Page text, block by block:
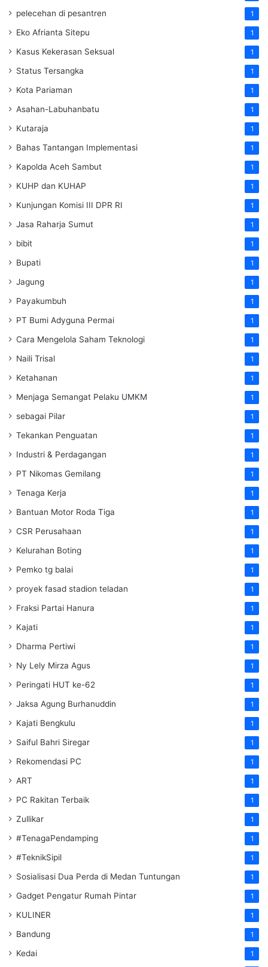
pelecehan di pesantren 1
Eko Afrianta Sitepu 1
Kasus Kekerasan Seksual 1
Status Tersangka 1
Kota Pariaman 1
Asahan-Labuhanbatu 1
Kutaraja 1
Bahas Tantangan Implementasi 1
Kapolda Aceh Sambut 1
KUHP dan KUHAP 1
Kunjungan Komisi III DPR RI 1
Jasa Raharja Sumut 1
bibit 1
Bupati 1
Jagung 1
Payakumbuh 1
PT Bumi Adyguna Permai 1
Cara Mengelola Saham Teknologi 1
Naili Trisal 1
Ketahanan 1
Menjaga Semangat Pelaku UMKM 1
sebagai Pilar 1
Tekankan Penguatan 1
Industri & Perdagangan 1
PT Nikomas Gemilang 1
Tenaga Kerja 1
Bantuan Motor Roda Tiga 1
CSR Perusahaan 1
Kelurahan Boting 1
Pemko tg balai 1
proyek fasad stadion teladan 1
Fraksi Partai Hanura 1
Kajati 1
Dharma Pertiwi 1
Ny Lely Mirza Agus 1
Peringati HUT ke-62 1
Jaksa Agung Burhanuddin 1
Kajati Bengkulu 1
Saiful Bahri Siregar 1
Rekomendasi PC 1
ART 1
PC Rakitan Terbaik 1
Zullikar 1
#TenagaPendamping 1
#TeknikSipil 1
Sosialisasi Dua Perda di Medan Tuntungan 1
Gadget Pengatur Rumah Pintar 1
KULINER 1
Bandung 1
Kedai 1